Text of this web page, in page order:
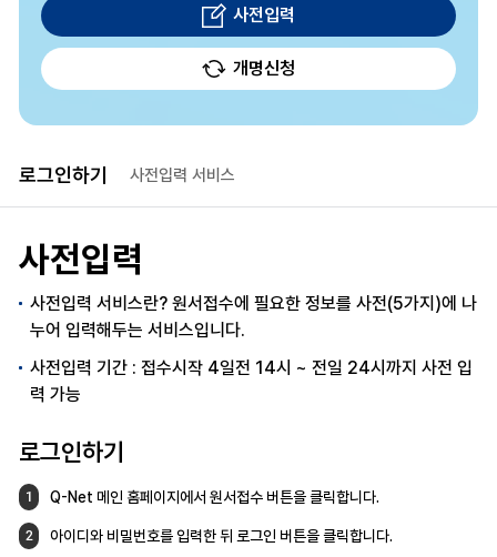
사전입력
개명신청
로그인하기 사전입력 서비스
사전입력
사전입력 서비스란? 원서접수에 필요한 정보를 사전(5가지)에 나
누어 입력해두는 서비스입니다.
사전입력 기간 : 접수시작 4일전 14시 ~ 전일 24시까지 사전 입
력 가능
로그인하기
1 Q-Net 메인 홈페이지에서 원서접수 버튼을클릭합니다.
2 아이디와 비밀번호를 입력한 뒤 로그인 버튼을클릭합니다.